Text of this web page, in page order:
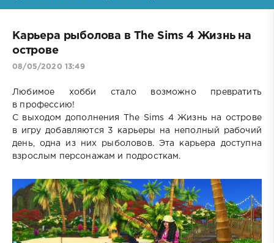
Карьера рыболова в The Sims 4 Жизнь на
острове
08/05/2020 13:49
Любимое хобби стало возможно превратить
в профессию!
С выходом дополнения The Sims 4 Жизнь на острове
в игру добавляются 3 карьеры на неполный рабочий
день, одна из них рыболовов. Эта карьера доступна
взрослым персонажам и подросткам.